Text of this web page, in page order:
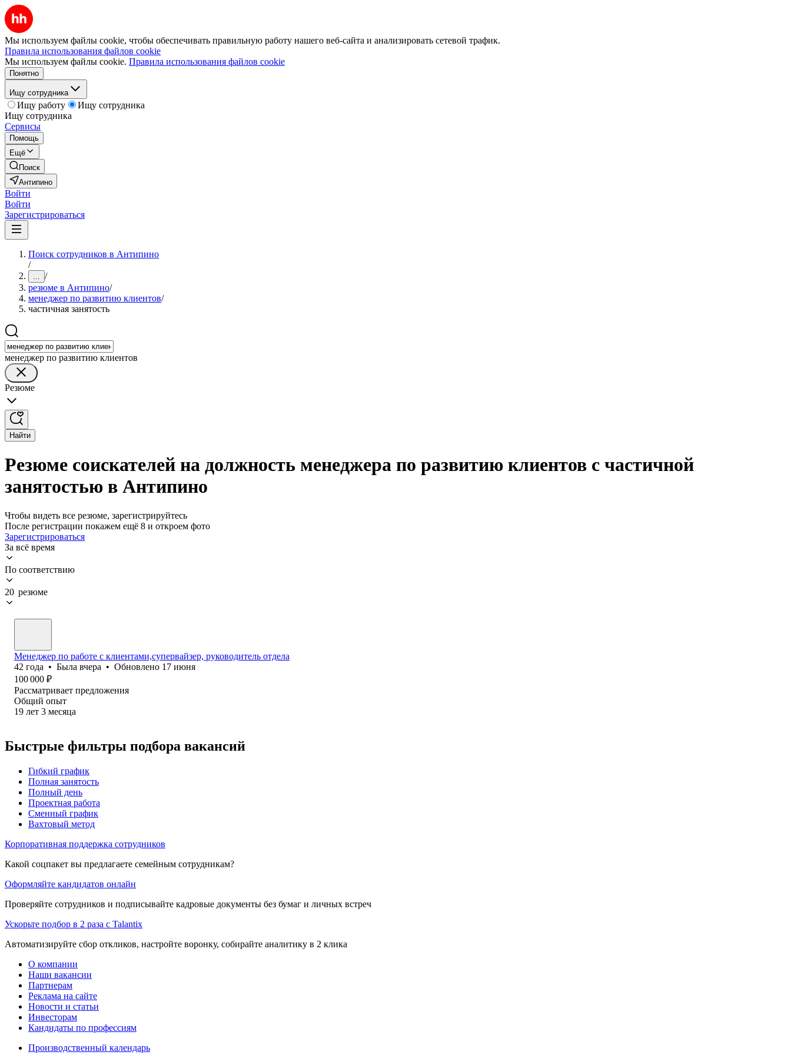
Мы используем файлы cookie, чтобы обеспечивать правильную работу нашего веб-сайта и анализировать сетевой трафик.
Правила использования файлов cookie
Мы используем файлы cookie. Правила использования файлов cookie
Понятно
Ищу сотрудника
Ищу работу
Ищу сотрудника
Ищу сотрудника
Сервисы
Помощь
Ещё
Поиск
Антипино
Войти
Войти
Зарегистрироваться
Поиск сотрудников в Антипино
/
... /
резюме в Антипино/
менеджер по развитию клиентов/
частичная занятость
менеджер по развитию клиентов
Резюме
Найти
Резюме соискателей на должность менеджера по развитию клиентов с частичной
занятостью в Антипино
Чтобы видеть все резюме, зарегистрируйтесь
После регистрации покажем ещё 8 и откроем фото
Зарегистрироваться
За всё время
По соответствию
20 резюме
Менеджер по работе с клиентами,супервайзер, руководитель отдела
42 года • Была вчера • Обновлено 17 июня
100 000 ₽
Рассматривает предложения
Общий опыт
19 лет 3 месяца
Быстрые фильтры подбора вакансий
Гибкий график
Полная занятость
Полный день
Проектная работа
Сменный график
Вахтовый метод
Корпоративная поддержка сотрудников
Какой соцпакет вы предлагаете семейным сотрудникам?
Оформляйте кандидатов онлайн
Проверяйте сотрудников и подписывайте кадровые документы без бумаг и личных встреч
Ускорьте подбор в 2 раза с Talantix
Автоматизируйте сбор откликов, настройте воронку, собирайте аналитику в 2 клика
О компании
Наши вакансии
Партнерам
Реклама на сайте
Новости и статьи
Инвесторам
Кандидаты по профессиям
Производственный календарь